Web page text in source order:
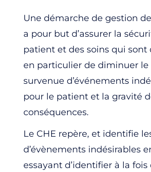
Une démarche de gestion
a pour but d’assurer la
patient et des soins qui sont
en particulier de diminuer le
survenue d’événements
pour le patient et la gravité
conséquences.
Le CHE repère, et identifie
d’évènements indésirables
essayant d’identifier à la fois